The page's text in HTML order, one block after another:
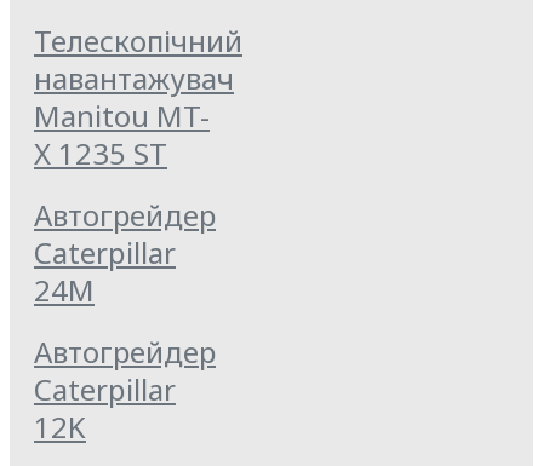
Телескопічний
навантажувач
Manitou MT-
X 1235 ST
Автогрейдер
Caterpillar
24M
Автогрейдер
Caterpillar
12K